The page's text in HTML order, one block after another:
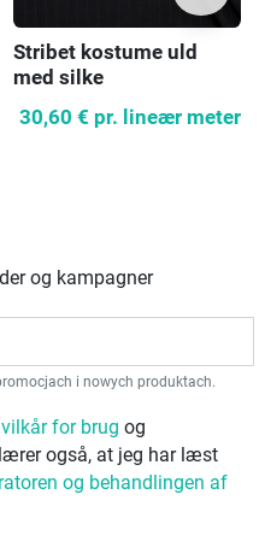
Stribet kostume uld
med silke
30,60 € pr. lineær meter
og kampagner
i nowych produktach.
vilkår for brug og
også, at jeg har læst
og behandlingen af